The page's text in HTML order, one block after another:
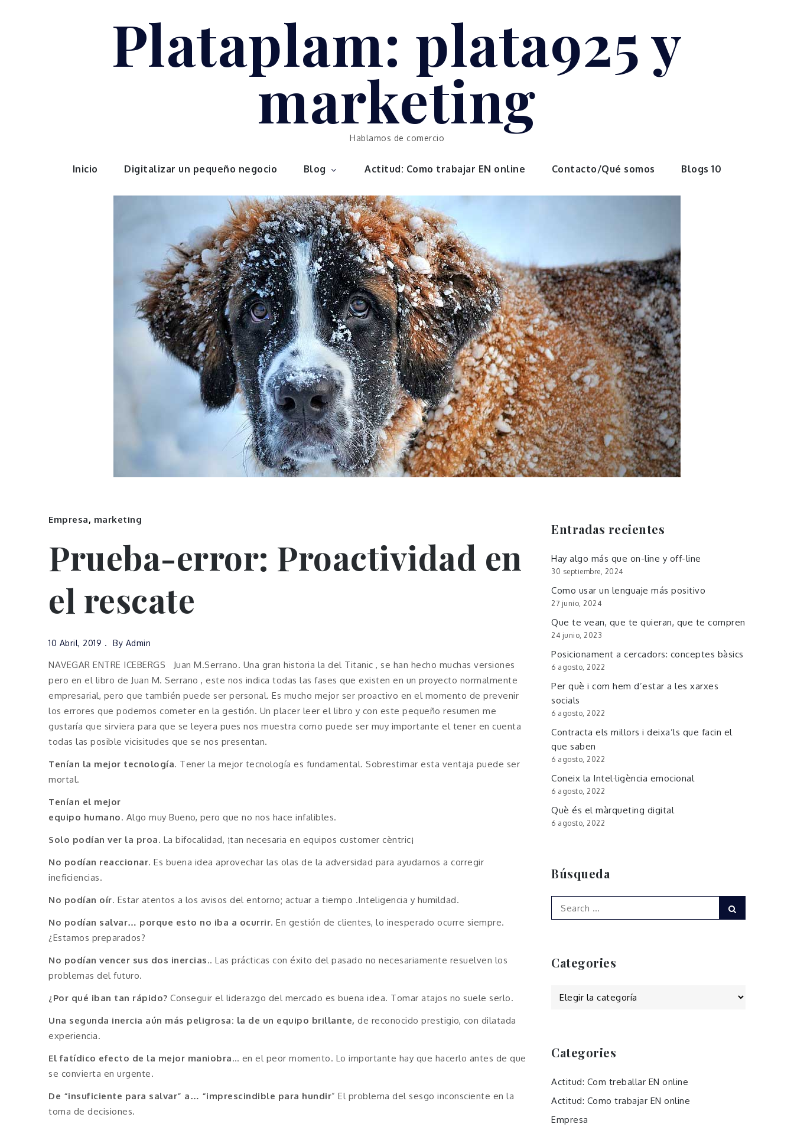
Plataplam: plata925 y
marketing
Hablamos de comercio
Inicio Digitalizar un pequeño negocio Blog Actitud: Como trabajar EN online Contacto/Qué somos Blogs 10
Empresa, marketing
Prueba-error: Proactividad en
el rescate
10 Abril, 2019 By Admin
NAVEGAR ENTRE ICEBERGS Juan M.Serrano. Una gran historia la del Titanic , se han hecho muchas versiones
pero en el libro de Juan M. Serrano , este nos indica todas las fases que existen en un proyecto normalmente
empresarial, pero que también puede ser personal. Es mucho mejor ser proactivo en el momento de prevenir
los errores que podemos cometer en la gestión. Un placer leer el libro y con este pequeño resumen me
gustaría que sirviera para que se leyera pues nos muestra como puede ser muy importante el tener en cuenta
todas las posible vicisitudes que se nos presentan.
Tenían la mejor tecnología. Tener la mejor tecnología es fundamental. Sobrestimar esta ventaja puede ser
mortal.
Tenían el mejor
equipo humano. Algo muy Bueno, pero que no nos hace infalibles.
Solo podían ver la proa. La bifocalidad, ¡tan necesaria en equipos customer cèntric¡
No podían reaccionar. Es buena idea aprovechar las olas de la adversidad para ayudarnos a corregir
ineficiencias.
No podían oír. Estar atentos a los avisos del entorno; actuar a tiempo .Inteligencia y humildad.
No podían salvar… porque esto no iba a ocurrir. En gestión de clientes, lo inesperado ocurre siempre.
¿Estamos preparados?
No podían vencer sus dos inercias.. Las prácticas con éxito del pasado no necesariamente resuelven los
problemas del futuro.
¿Por qué iban tan rápido? Conseguir el liderazgo del mercado es buena idea. Tomar atajos no suele serlo.
Una segunda inercia aún más peligrosa: la de un equipo brillante, de reconocido prestigio, con dilatada
experiencia.
El fatídico efecto de la mejor maniobra… en el peor momento. Lo importante hay que hacerlo antes de que
se convierta en urgente.
De “insuficiente para salvar” a… “imprescindible para hundir” El problema del sesgo inconsciente en la
toma de decisiones.
Entradas recientes
Hay algo más que on-line y off-line
30 septiembre, 2024
Como usar un lenguaje más positivo
27 junio, 2024
Que te vean, que te quieran, que te compren
24 junio, 2023
Posicionament a cercadors: conceptes bàsics
6 agosto, 2022
Per què i com hem d’estar a les xarxes
socials
6 agosto, 2022
Contracta els millors i deixa’ls que facin el
que saben
6 agosto, 2022
Coneix la Intel·ligència emocional
6 agosto, 2022
Què és el màrqueting digital
6 agosto, 2022
Búsqueda
Search
for:
Categories
Categories
Categories
Actitud: Com treballar EN online
Actitud: Como trabajar EN online
Empresa